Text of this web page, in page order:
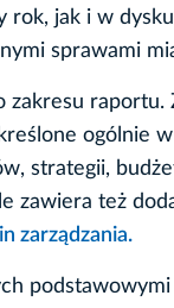
rok, jak i w
sprawami
zakresu raportu.
ogólnie
strategii,
zawiera też
zarządzania.
podstawowymi